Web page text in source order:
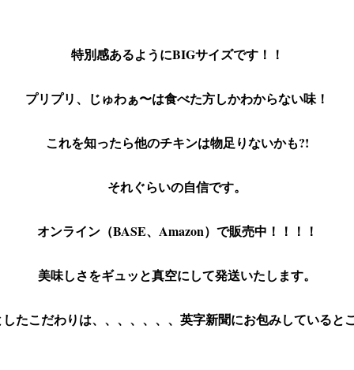
特別感あるようにBIGサイズです！！
プリプリ、じゅわぁ〜は食べた方しかわからない味！
これを知ったら他のチキンは物足りないかも?!
それぐらいの自信です。
オンライン（BASE、Amazon）で販売中！！！！
美味しさをギュッと真空にして発送いたします。
たこだわりは、、、、、、、英字新聞にお包みしていると